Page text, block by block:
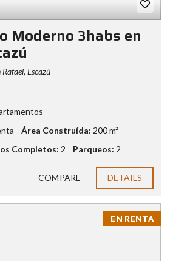
Moderno 3habs en
Escazú
Área Construída: 200 m²
Completos: 2 Parqueos: 2
COMPARE DETAILS
EN RENTA